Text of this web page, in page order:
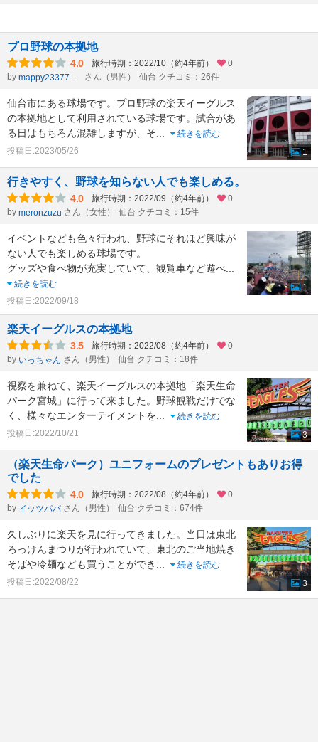
プロ野球の本拠地
4.0 旅行時期：2022/10（約4年前）
0
by
mappy23377803 さん（男性） 仙台 クチコミ：26件
仙台市にある球場です。プロ野球の楽天イーグルス
の本拠地として利用されている球場です。試合があ
る日はもちろん混雑しますが、そ
続きを読む
投稿日:2023/05/26
1
行きやすく、野球を知らない人でも楽しめる。
4.0 旅行時期：2022/09（約4年前）
0
by meronzuzu さん（女性） 仙台 クチコミ：15件
イベントなども色々行われ、野球にそれほど興味が
ない人でも楽しめる球場です。
グッズや食べ物が充実していて、観覧車など遊べ
続きを読む
投稿日:2022/09/18
1
楽天イーグルスの本拠地
3.5 旅行時期：2022/08（約4年前）
0
by いっちゃん さん（男性） 仙台 クチコミ：18件
視察を兼ねて、楽天イーグルスの本拠地「楽天生命
パーク宮城」に行って来ました。野球観戦だけでな
く、様々なエンターテイメントを
続きを読む
投稿日:2022/10/21
3
（楽天生命パーク）ユニフォームのプレゼントもありお得
でした
4.0 旅行時期：2022/08（約4年前）
0
by イッツパパ さん（男性） 仙台 クチコミ：674件
久しぶりに楽天を見に行ってきました。当日は東北
ろっけんまつりが行われていて、東北のご当地焼き
そばや冷麺なども買うことができ
続きを読む
投稿日:2022/08/22
3